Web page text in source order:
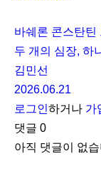
바쉐론 콘스탄틴
두 개의 심장, 하
김민선
2026.06.21
로그인하거나 가
댓글 0
아직 댓글이 없